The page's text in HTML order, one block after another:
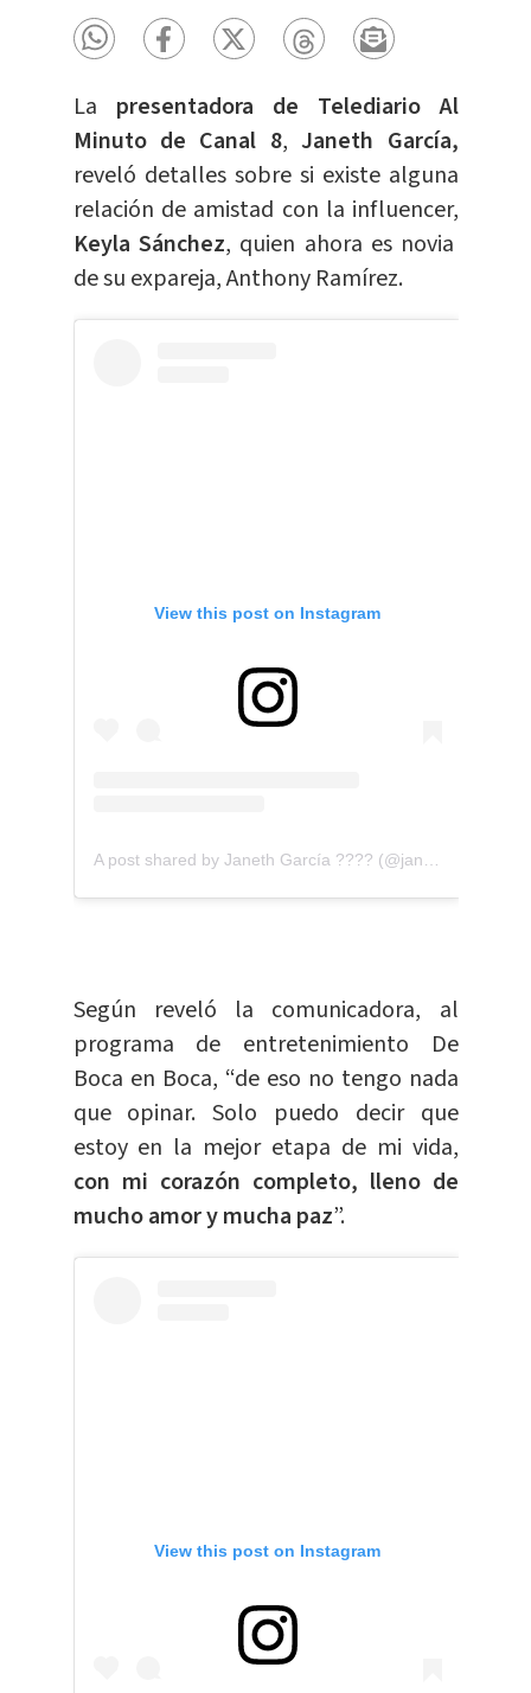
La presentadora de Telediario Al
Minuto de Canal 8, Janeth García,
reveló detalles sobre si existe alguna
relación de amistad con la influencer,
Keyla Sánchez, quien ahora es novia
de su expareja, Anthony Ramírez.
View this post on Instagram
Según reveló la comunicadora, al
programa de entretenimiento De
Boca en Boca, “de eso no tengo nada
que opinar. Solo puedo decir que
estoy en la mejor etapa de mi vida,
con mi corazón completo, lleno de
mucho amor y mucha paz”.
View this post on Instagram